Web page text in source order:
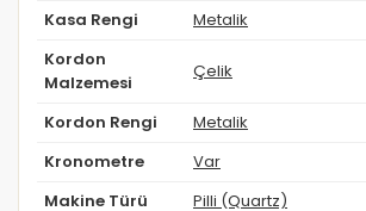
Kasa Rengi Metalik
Kordon
Malzemesi
Çelik
Kordon Rengi Metalik
Kronometre Var
Makine Türü Pilli (Quartz)